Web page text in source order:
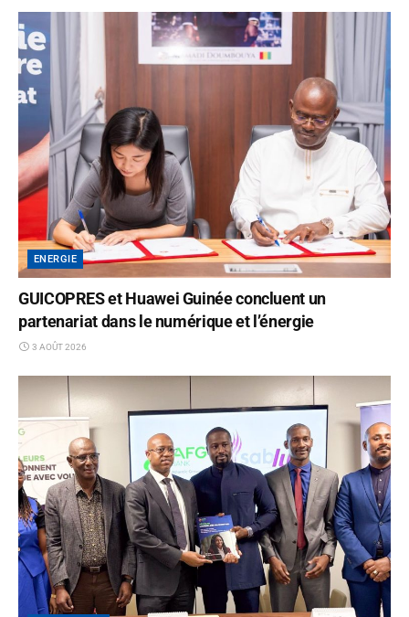
ENERGIE
GUICOPRES et Huawei Guinée concluent un
partenariat dans le numérique et l’énergie
3 AOÛT 2026